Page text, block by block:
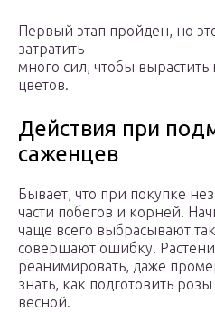
Первый этап пройден, но
затратить
много сил, чтобы
цветов.
Действия при
саженцев
Бывает, что при покупке
части побегов и корней.
чаще всего выбрасывают
совершают ошибку.
реанимировать, даже
знать, как подготовить
весной.